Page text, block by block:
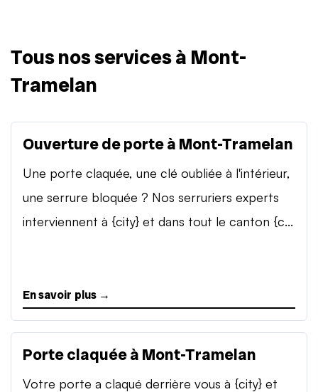
Tous nos services à Mont-
Tramelan
Ouverture de porte à Mont-Tramelan
Une porte claquée, une clé oubliée à l'intérieur,
une serrure bloquée ? Nos serruriers experts
interviennent à {city} et dans tout le canton {c...
En savoir plus →
Porte claquée à Mont-Tramelan
Votre porte a claqué derrière vous à {city} et